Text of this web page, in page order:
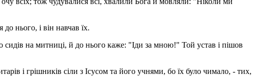
нього, і він навчав їх.
на митниці, й до нього каже: "Іди за мною!" Той устав і пішов
і грішників сіли з Ісусом та його учнями, бо їх було чимало, - тих,